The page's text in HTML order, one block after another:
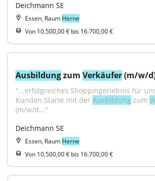
Deichmann SE
Essen, Raum Herne
Von 10.500,00 € bis 16.700,00 €
Ausbildung zum Verkäufer (m/w/
"...erfolgreiches Shoppingerlebnis für
Kunden.Starte mit der Ausbildung zum
(m/w/d..."
Deichmann SE
Essen, Raum Herne
Von 10.500,00 € bis 16.700,00 €